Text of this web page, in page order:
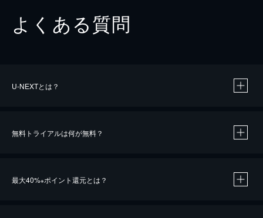
よくある質問
U-NEXTとは？
無料トライアルは何が無料？
最大40%※ポイント還元とは？